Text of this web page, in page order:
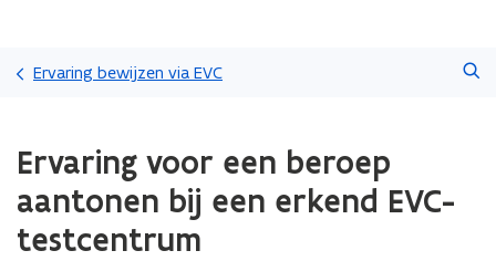
gaan
Ervaring bewijzen via EVC
met
laden.
zich
Ervaring voor een beroep
aantonen bij een erkend EVC-
testcentrum